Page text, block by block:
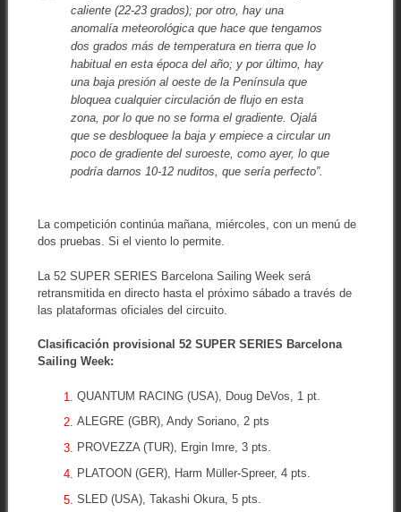
caliente (22-23 grados); por otro, hay una
anomalía meteorológica que hace que tengamos
dos grados más de temperatura en tierra que lo
habitual en esta época del año; y por último, hay
una baja presión al oeste de la Península que
bloquea cualquier circulación de flujo en esta
zona, por lo que no se forma el gradiente. Ojalá
que se desbloquee la baja y empiece a circular un
poco de gradiente del suroeste, como ayer, lo que
podría darnos 10-12 nuditos, que sería perfecto”.
La competición continúa mañana, miércoles, con un menú de
dos pruebas. Si el viento lo permite.
La 52 SUPER SERIES Barcelona Sailing Week será
retransmitida en directo hasta el próximo sábado a través de
las plataformas oficiales del circuito.
Clasificación provisional 52 SUPER SERIES Barcelona
Sailing Week:
QUANTUM RACING (USA), Doug DeVos, 1 pt.
ALEGRE (GBR), Andy Soriano, 2 pts
PROVEZZA (TUR), Ergin Imre, 3 pts.
PLATOON (GER), Harm Müller-Spreer, 4 pts.
SLED (USA), Takashi Okura, 5 pts.